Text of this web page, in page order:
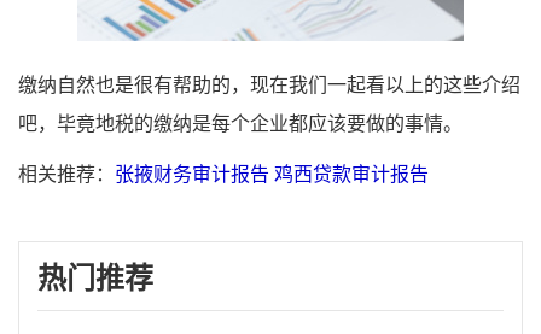
缴纳自然也是很有帮助的，现在我们一起看以上的这些介绍
吧，毕竟地税的缴纳是每个企业都应该要做的事情。
相关推荐： 张掖财务审计报告 鸡西贷款审计报告
热门推荐